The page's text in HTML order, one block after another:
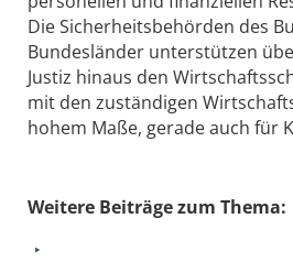
Die Sicherheitsbehörden des
Bundesländer unterstützen
Justiz hinaus den
mit den zuständigen
hohem Maße, gerade auch für
Weitere Beiträge zum Thema: